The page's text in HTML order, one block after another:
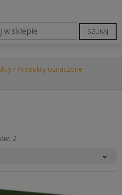
SZUKAJ
/ Produkty oznaczone
2